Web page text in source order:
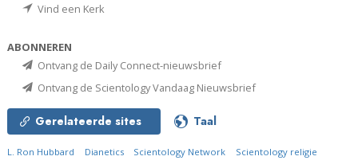
Vind een Kerk
ABONNEREN
Ontvang de Daily Connect-nieuwsbrief
Ontvang de Scientology Vandaag Nieuwsbrief
Gerelateerde sites Taal
L. Ron Hubbard Dianetics Scientology Network
Scientology religie